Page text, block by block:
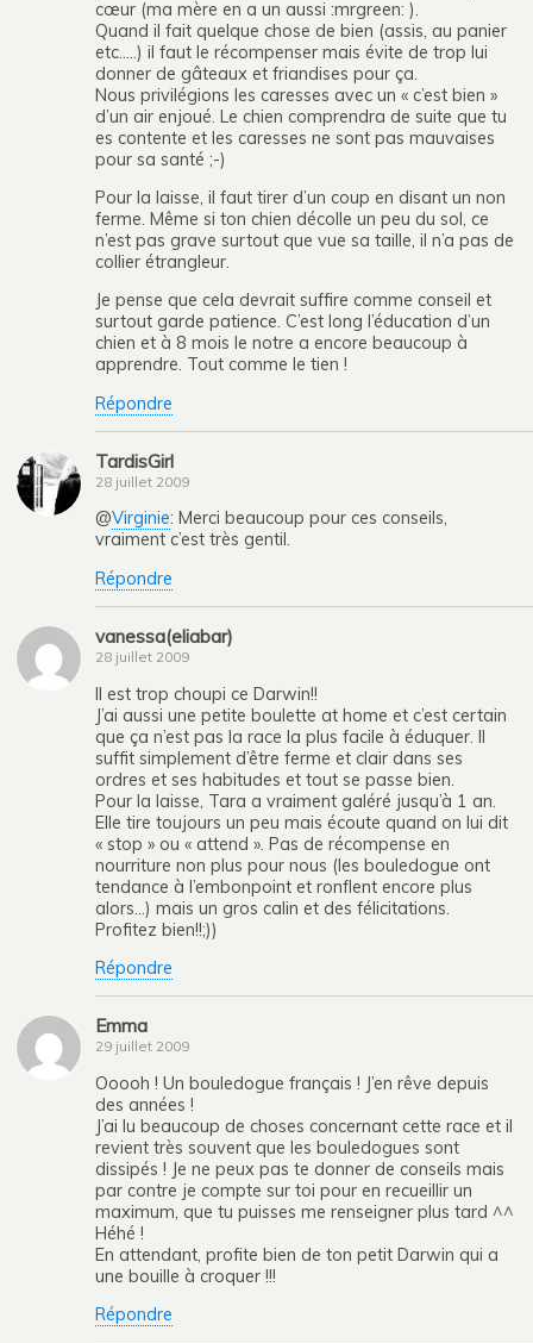
cœur (ma mère en a un aussi :mrgreen: ).
Quand il fait quelque chose de bien (assis, au panier
etc…..) il faut le récompenser mais évite de trop lui
donner de gâteaux et friandises pour ça.
Nous privilégions les caresses avec un « c’est bien »
d’un air enjoué. Le chien comprendra de suite que tu
es contente et les caresses ne sont pas mauvaises
pour sa santé ;-)
Pour la laisse, il faut tirer d’un coup en disant un non
ferme. Même si ton chien décolle un peu du sol, ce
n’est pas grave surtout que vue sa taille, il n’a pas de
collier étrangleur.
Je pense que cela devrait suffire comme conseil et
surtout garde patience. C’est long l’éducation d’un
chien et à 8 mois le notre a encore beaucoup à
apprendre. Tout comme le tien !
Répondre
TardisGirl
28 juillet 2009
@Virginie: Merci beaucoup pour ces conseils,
vraiment c’est très gentil.
Répondre
vanessa(eliabar)
28 juillet 2009
Il est trop choupi ce Darwin!!
J’ai aussi une petite boulette at home et c’est certain
que ça n’est pas la race la plus facile à éduquer. Il
suffit simplement d’être ferme et clair dans ses
ordres et ses habitudes et tout se passe bien.
Pour la laisse, Tara a vraiment galéré jusqu’à 1 an.
Elle tire toujours un peu mais écoute quand on lui dit
« stop » ou « attend ». Pas de récompense en
nourriture non plus pour nous (les bouledogue ont
tendance à l’embonpoint et ronflent encore plus
alors…) mais un gros calin et des félicitations.
Profitez bien!!;))
Répondre
Emma
29 juillet 2009
Ooooh ! Un bouledogue français ! J’en rêve depuis
des années !
J’ai lu beaucoup de choses concernant cette race et il
revient très souvent que les bouledogues sont
dissipés ! Je ne peux pas te donner de conseils mais
par contre je compte sur toi pour en recueillir un
maximum, que tu puisses me renseigner plus tard ^^
Héhé !
En attendant, profite bien de ton petit Darwin qui a
une bouille à croquer !!!
Répondre